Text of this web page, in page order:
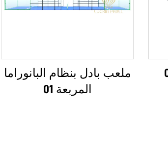
ملعب بادل بنظام البانوراما
المربعة 01